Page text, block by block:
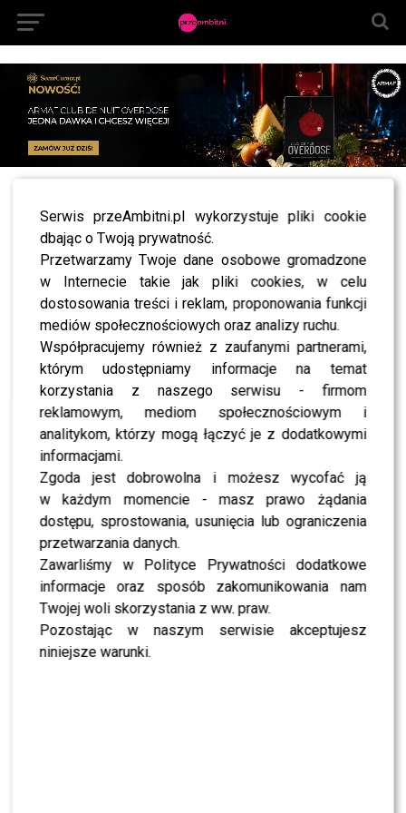
Serwis przeAmbitni.pl wykorzystuje pliki cookie
dbając o Twoją prywatność.
Przetwarzamy Twoje dane osobowe gromadzone
w Internecie takie jak pliki cookies, w celu
dostosowania treści i reklam, proponowania funkcji
mediów społecznościowych oraz analizy ruchu.
Współpracujemy również z zaufanymi partnerami,
którym udostępniamy informacje na temat
korzystania z naszego serwisu - firmom
reklamowym, mediom społecznościowym i
analitykom, którzy mogą łączyć je z dodatkowymi
informacjami.
Zgoda jest dobrowolna i możesz wycofać ją
w każdym momencie - masz prawo żądania
dostępu, sprostowania, usunięcia lub ograniczenia
przetwarzania danych.
Zawarliśmy w Polityce Prywatności dodatkowe
informacje oraz sposób zakomunikowania nam
Twojej woli skorzystania z ww. praw.
Pozostając w naszym serwisie akceptujesz
niniejsze warunki.
All posts tagged "monika zamachowska willa"
NEWS
Monika Zamachowska tęskni za dawnym życiem.
“Miłość czy pieniądze”?
SHOWBIZ
SHOWBIZ
To z nim zatańczy Sara Janicka. Polsat odkrył
pierwszą parę „Tańca z Gwiazdami”
SHOWBIZ
Izabela Kuna zaniemówiła na wizji. Tego
kompletnie się nie spodziewała
NEWS
Przykre wieści ws. stanu zdrowia Joe Bidena. Syn
ujawnił nowe fakty
NEWS